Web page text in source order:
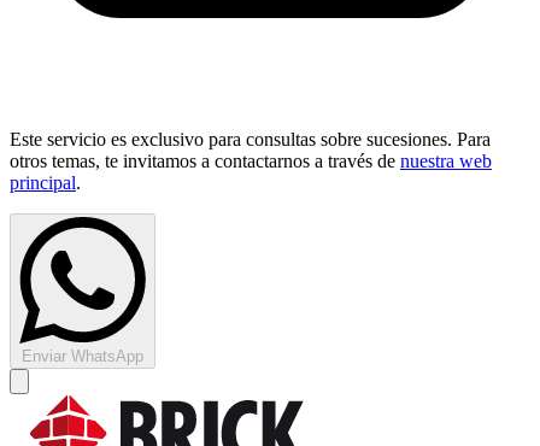
Este servicio es exclusivo para consultas sobre sucesiones. Para
otros temas, te invitamos a contactarnos a través de nuestra web
principal.
Enviar WhatsApp